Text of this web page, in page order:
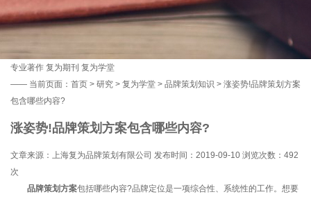
专业著作 复为期刊 复为学堂
—— 当前页面： 首页 > 研究 > 复为学堂 > 品牌策划知识 > 涨姿势!品牌策划方案
包含哪些内容?
涨姿势!品牌策划方案包含哪些内容?
文章来源：上海复为品牌策划有限公司 发布时间：2019-09-10 浏览次数： 492
次
品牌策划方案包括哪些内容?品牌定位是一项综合性、系统性的工作。想要